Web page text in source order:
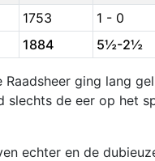
1753
1 - 0
1884 5½-2½
ging lang
slechts de eer op het
echter en de